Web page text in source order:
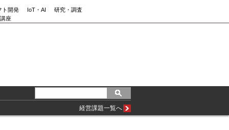
ト開発 IoT・AI
研究・調査
座
経営課題一覧へ